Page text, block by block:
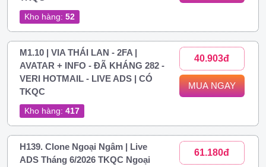
Kho hàng: 52
M1.10 | VIA THÁI LAN - 2FA |
AVATAR + INFO - ĐÃ KHÁNG 282 -
VERI HOTMAIL - LIVE ADS | CÓ
TKQC
Kho hàng: 417
40.903đ
MUA NGAY
H139. Clone Ngoại Ngâm | Live
ADS Tháng 6/2026 TKQC Ngoại
61.180đ